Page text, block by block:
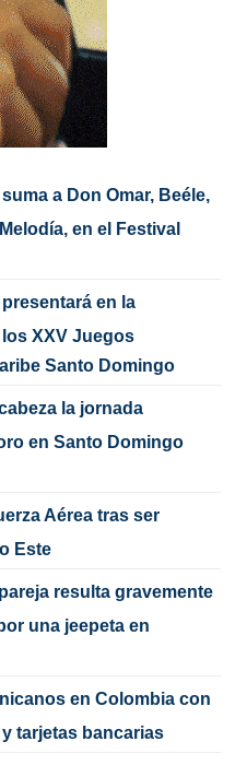
a Don Omar, Beéle,
en el Festival
en la
XXV Juegos
Santo Domingo
la jornada
en Santo Domingo
Aérea tras ser
Este
resulta gravemente
una jeepeta en
en Colombia con
tarjetas bancarias